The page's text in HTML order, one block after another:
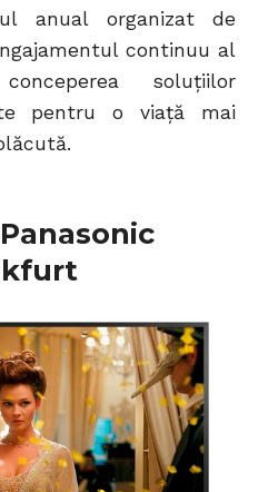
anual organizat de
continuu al
soluțiilor
pentru o viață mai